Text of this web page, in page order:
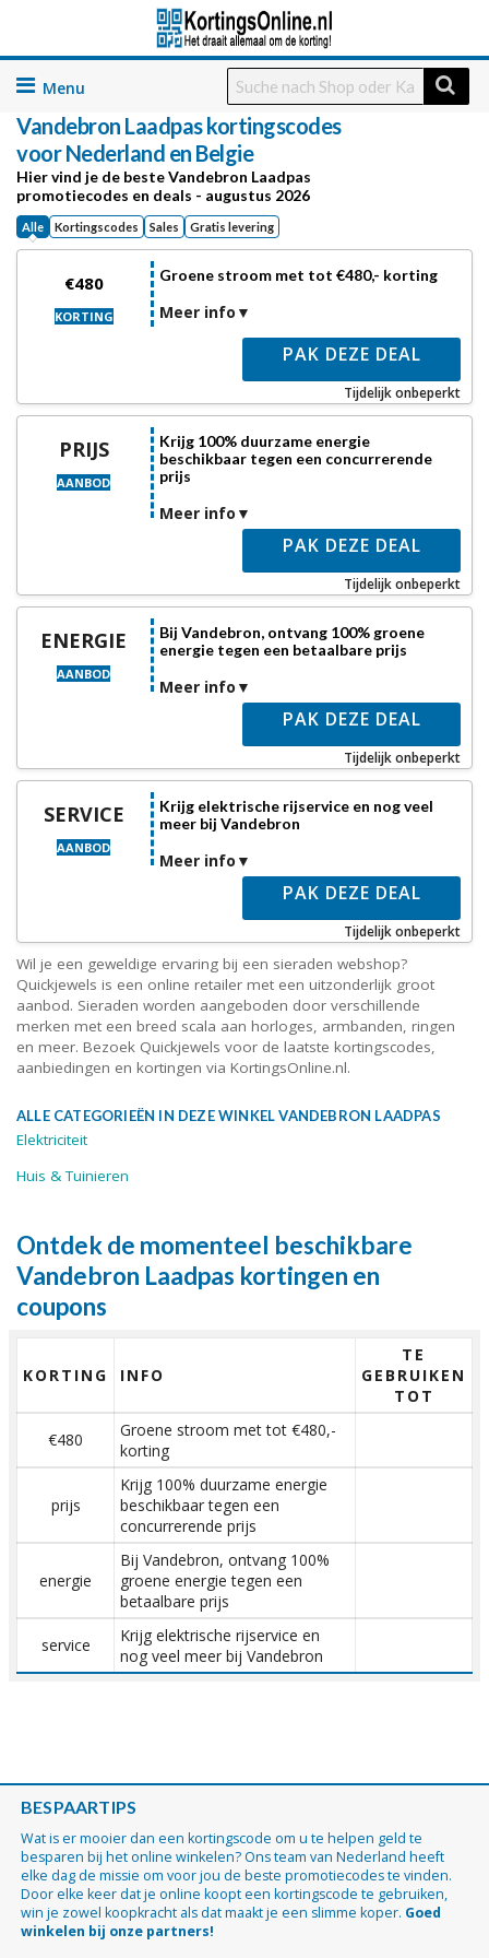
Skip
content
Vandebron Laadpaskortingscodes
voor Nederland en Belgie
Hier vind je de beste Vandebron Laadpas
promotiecodes en deals - augustus 2026
Alle Kortingscodes Sales Gratis levering
€480
KORTING
Groene stroom met tot €480,- korting
Meer info
PAK DEZE DEAL
Tijdelijk onbeperkt
PRIJS
AANBOD
Krijg 100% duurzame energie
beschikbaar tegen een concurrerende
prijs
Meer info
PAK DEZE DEAL
Tijdelijk onbeperkt
ENERGIE
AANBOD
Bij Vandebron, ontvang 100% groene
energie tegen een betaalbare prijs
Meer info
PAK DEZE DEAL
Tijdelijk onbeperkt
SERVICE
AANBOD
Krijg elektrische rijservice en nog veel
meer bij Vandebron
Meer info
PAK DEZE DEAL
Tijdelijk onbeperkt
Wil je een geweldige ervaring bij een sieraden webshop?
Quickjewels is een online retailer met een uitzonderlijk groot
aanbod. Sieraden worden aangeboden door verschillende
merken met een breed scala aan horloges, armbanden, ringen
en meer. Bezoek Quickjewels voor de laatste kortingscodes,
aanbiedingen en kortingen via KortingsOnline.nl.
ALLE CATEGORIEËN IN DEZE WINKEL VANDEBRON LAADPAS
Elektriciteit
Huis & Tuinieren
Ontdek de momenteel beschikbare
Vandebron Laadpas kortingen en
coupons
KORTING INFO
TE
GEBRUIKEN
TOT
€480
Groene stroom met tot €480,-
korting
prijs
Krijg 100% duurzame energie
beschikbaar tegen een
concurrerende prijs
energie
Bij Vandebron, ontvang 100%
groene energie tegen een
betaalbare prijs
service
Krijg elektrische rijservice en
nog veel meer bij Vandebron
BESPAARTIPS
Wat is er mooier dan een kortingscode om u te helpen geld te
besparen bij het online winkelen? Ons team van Nederland heeft
elke dag de missie om voor jou de beste promotiecodes te vinden.
Door elke keer dat je online koopt een kortingscode te gebruiken,
win je zowel koopkracht als dat maakt je een slimme koper. Goed
winkelen bij onze partners!